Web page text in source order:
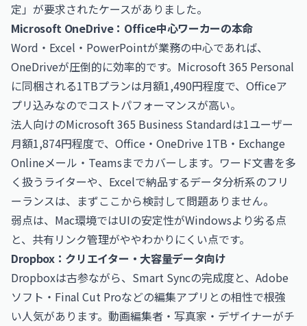
定」が要求されたケースがありました。
Microsoft OneDrive：Office中心ワーカーの本命
Word・Excel・PowerPointが業務の中心であれば、
OneDriveが圧倒的に効率的です。Microsoft 365 Personal
に同梱される1TBプランは月額1,490円程度で、Officeア
プリ込みなのでコストパフォーマンスが高い。
法人向けのMicrosoft 365 Business Standardは1ユーザー
月額1,874円程度で、Office・OneDrive 1TB・Exchange
Onlineメール・Teamsまでカバーします。ワード文書を多
く扱うライターや、Excelで納品するデータ分析系のフリ
ーランスは、まずここから検討して問題ありません。
弱点は、Mac環境ではUIの安定性がWindowsより劣る点
と、共有リンク管理がややわかりにくい点です。
Dropbox：クリエイター・大容量データ向け
Dropboxは古参ながら、Smart Syncの完成度と、Adobe
ソフト・Final Cut Proなどの編集アプリとの相性で根強
い人気があります。動画編集者・写真家・デザイナーがチ